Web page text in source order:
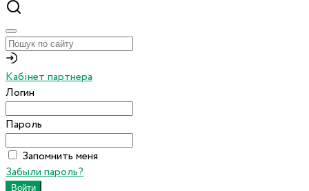
Кабінет партнера
Логин
Пароль
Запомнить меня
Забыли пароль?